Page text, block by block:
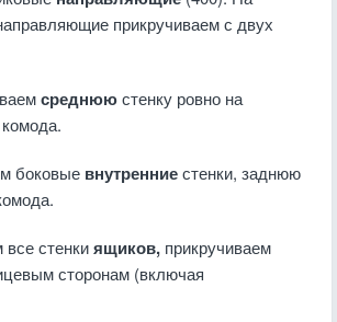
прикручиваем с двух
среднююстенку ровно на
боковые внутренниестенки, заднюю
стенкиящиков, прикручиваем
сторонам (включая